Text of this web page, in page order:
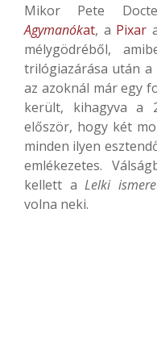
Mikor Pete
Agymanókat, a Pixar
mélygödréből,
trilógiazárása után a
az azoknál már egy
került, kihagyva a
először, hogy két
minden ilyen
emlékezetes.
kellett a Lelki
volna neki.